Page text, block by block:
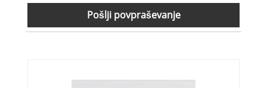
Pošlji povpraševanje